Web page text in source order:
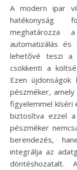
A modern ipar világában a technológiai újítások és a
hatékonyság
meghatározza
automatizálás és
lehetővé teszi a
csökkenti a
Ezen
pészméker,
figyelemmel kíséri
biztosítva ezzel
pészméker
berendezés,
integrálja az
döntéshozatalt.